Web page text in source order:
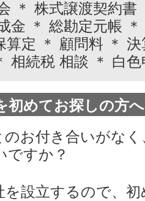
＊ 株式譲渡契約書
金 ＊ 総勘定元帳
算定 ＊ 顧問料 ＊
相続税 相談 ＊ 白
初めてお探しの方へ
のお付き合いがな
ですか？
を設立するので、